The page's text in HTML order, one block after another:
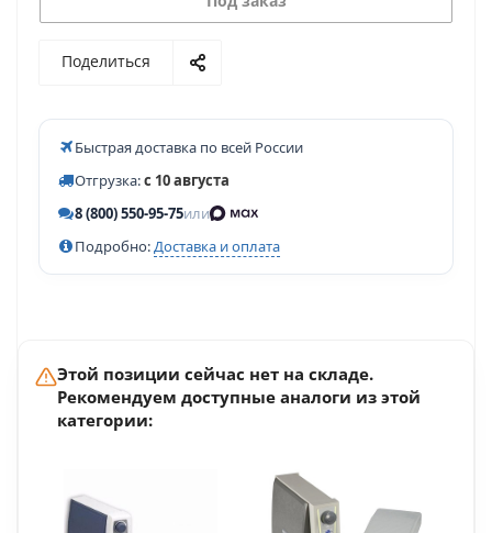
Поделиться
Быстрая доставка по всей России
Отгрузка:с 10 августа
8 (800) 550-95-75или
Подробно:Доставка и оплата
Этой позиции сейчас нет на складе.
Рекомендуем доступные аналоги из этой
категории: